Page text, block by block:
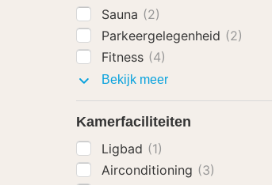
Sauna (2)
Parkeergelegenheid (2)
Fitness (4)
Bekijk meerFaciliteiten
Kamerfaciliteiten
Ligbad (1)
Airconditioning (3)